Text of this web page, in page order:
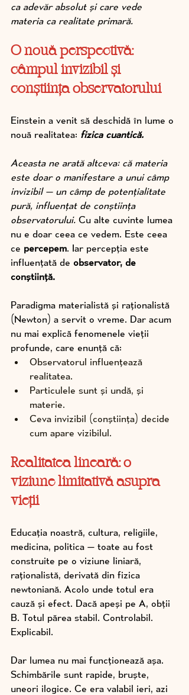
ca adevăr absolut și care vede
materia ca realitate primară.
O nouă perspectivă:
câmpul invizibil și
conștiința observatorului
Einstein a venit să deschidă în lume o
nouă realitatea: fizica cuantică.
Aceasta ne arată altceva: că materia
este doar o manifestare a unui câmp
invizibil — un câmp de potențialitate
pură, influențat de conștiința
observatorului. Cu alte cuvinte lumea
nu e doar ceea ce vedem. Este ceea
ce percepem. Iar percepția este
influențată de observator, de
conștiință.
Paradigma materialistă și raționalistă
(Newton) a servit o vreme. Dar acum
nu mai explică fenomenele vieții
profunde, care enunță că:
Observatorul influențează
realitatea.
Particulele sunt și undă, și
materie.
Ceva invizibil (conștiința) decide
cum apare vizibilul.
Realitatea lineară: o
viziune limitativă asupra
vieții
Educația noastră, cultura, religiile,
medicina, politica — toate au fost
construite pe o viziune liniară,
raționalistă, derivată din fizica
newtoniană. Acolo unde totul era
cauză și efect. Dacă apeși pe A, obții
B. Totul părea stabil. Controlabil.
Explicabil.
Dar lumea nu mai funcționează așa.
Schimbările sunt rapide, bruște,
uneori ilogice. Ce era valabil ieri, azi